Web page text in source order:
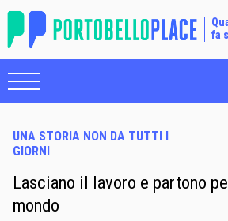
fa
UNA STORIA NON DA TUTTI I
GIORNI
Lasciano il lavoro e partono
mondo